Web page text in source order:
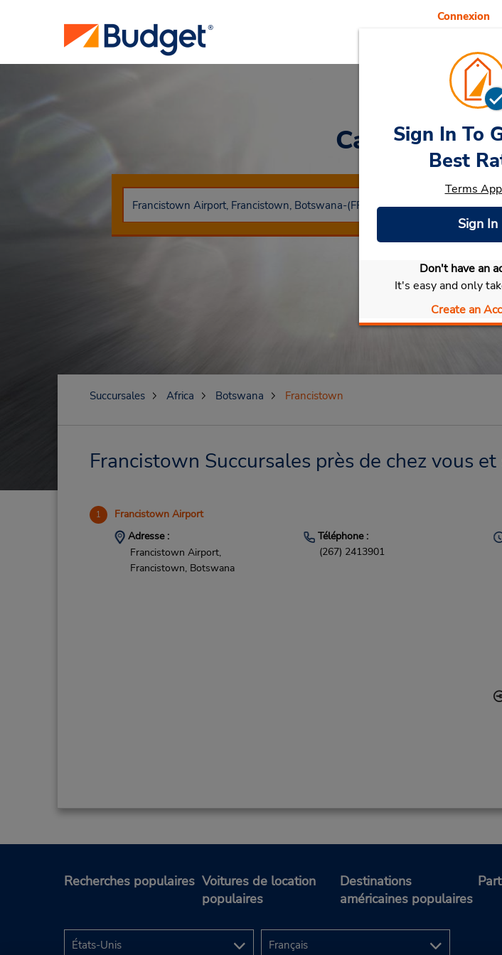
Connexion
Car Rental
Sélectionner
Sign In To
Best
Terms
Sign In
Don't have an
It's easy and only
Create an
Succursales Africa Botswana Francistown
Francistown Succursales près de chez vous
1 Francistown Airport
Adresse :
Francistown Airport,
Francistown, Botswana
Téléphone :
(267) 2413901
Recherches populaires Voitures de location
populaires
Destinations
américaines populaires